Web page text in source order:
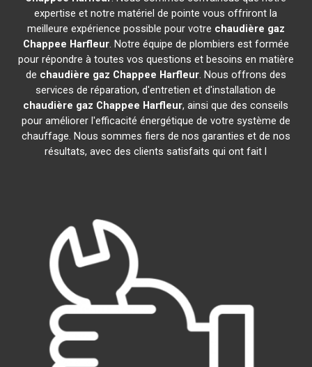
expertise et notre matériel de pointe vous offriront la
meilleure expérience possible pour votre chaudière gaz
Chappee Harfleur. Notre équipe de plombiers est formée
pour répondre à toutes vos questions et besoins en matière
de chaudière gaz Chappee Harfleur. Nous offrons des
services de réparation, d'entretien et d'installation de
chaudière gaz Chappee Harfleur, ainsi que des conseils
pour améliorer l'efficacité énergétique de votre système de
chauffage. Nous sommes fiers de nos garanties et de nos
résultats, avec des clients satisfaits qui ont fait l